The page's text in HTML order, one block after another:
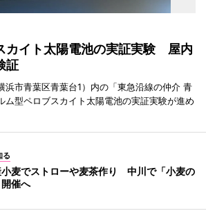
カイト太陽電池の実証実験 屋内
証
浜市青葉区青葉台1）内の「東急沿線の仲介 青
ム型ペロブスカイト太陽電池の実証実験が進め
る
麦でストローや麦茶作り 中川で「小麦の
催へ